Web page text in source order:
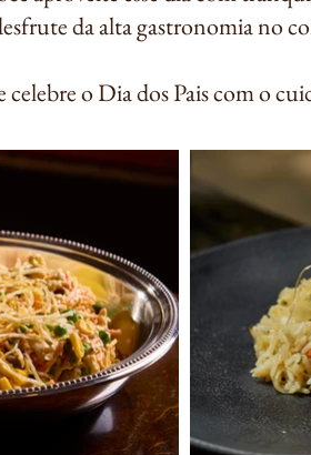
da alta gastronomia no
celebre o Dia dos Pais com o